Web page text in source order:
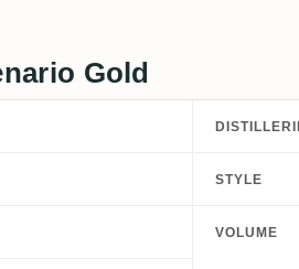
Gold
STYLE
VOLUME